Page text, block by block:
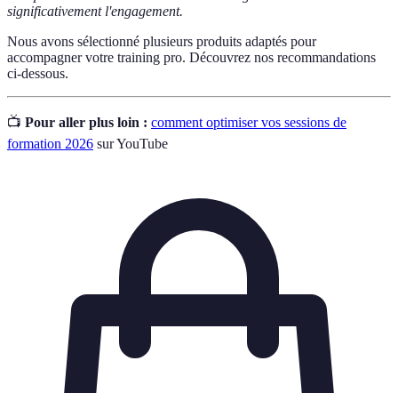
significativement l'engagement.
Nous avons sélectionné plusieurs produits adaptés pour
accompagner votre training pro. Découvrez nos recommandations
ci-dessous.
📺 Pour aller plus loin : comment optimiser vos sessions de
formation 2026 sur YouTube